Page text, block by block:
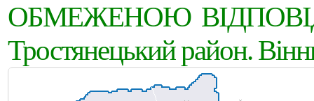
ОБМЕЖЕНОЮ
Тростянецький район.